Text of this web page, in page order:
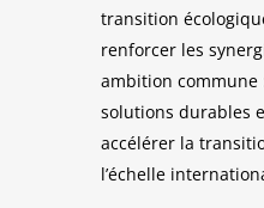
transition
renforcer les
ambition commune
solutions durables
accélérer la
l’échelle